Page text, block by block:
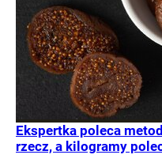
Ekspertka poleca
rzecz, a kilogramy